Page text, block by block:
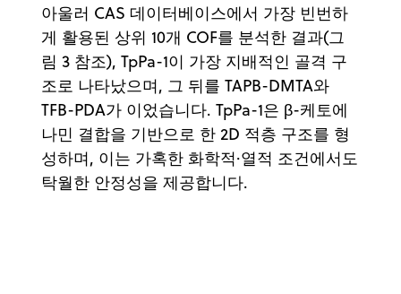
아울러 CAS 데이터베이스에서 가장 빈번하
게 활용된 상위 10개 COF를 분석한 결과(그
림 3 참조), TpPa-1이 가장 지배적인 골격 구
조로 나타났으며, 그 뒤를 TAPB-DMTA와
TFB-PDA가 이었습니다. TpPa-1은 β-케토에
나민 결합을 기반으로 한 2D 적층 구조를 형
성하며, 이는 가혹한 화학적·열적 조건에서도
탁월한 안정성을 제공합니다.